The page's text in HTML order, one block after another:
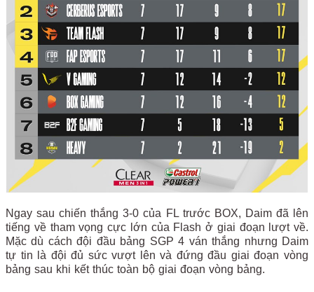
Ngay sau chiến thắng 3-0 của FL trước BOX, Daim đã lên
tiếng về tham vọng cực lớn của Flash ở giai đoạn lượt về.
Mặc dù cách đội đầu bảng SGP 4 ván thắng nhưng Daim
tự tin là đội đủ sức vượt lên và đứng đầu giai đoạn vòng
bảng sau khi kết thúc toàn bộ giai đoạn vòng bảng.